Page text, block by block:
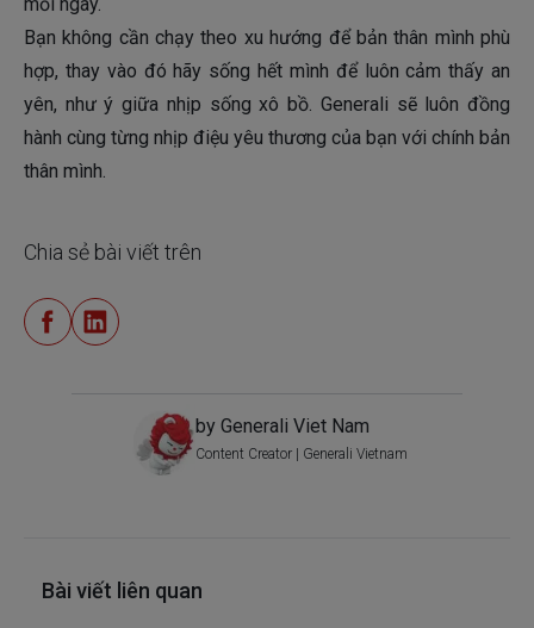
Bạn không cần chạy theo xu hướng để bản thân mình phù
hợp, thay vào đó hãy sống hết mình để luôn cảm thấy an
yên, như ý giữa nhịp sống xô bồ. Generali sẽ luôn đồng
hành cùng từng nhịp điệu yêu thương của bạn với chính bản
thân mình.
Chia sẻ bài viết trên
by Generali Viet Nam
Content Creator | Generali Vietnam
Bài viết liên quan